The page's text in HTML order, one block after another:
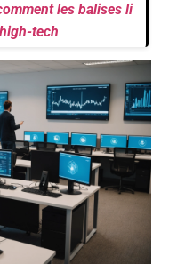
les balises li
tech